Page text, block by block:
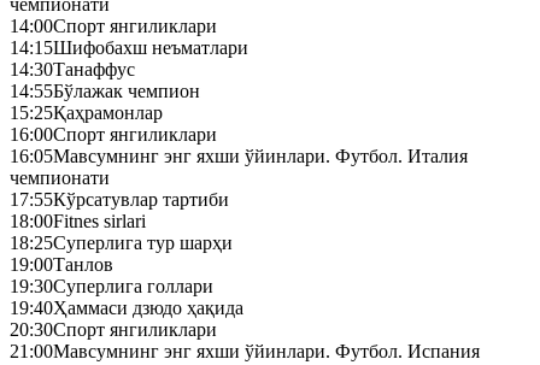
чемпионати
14:00Спорт янгиликлари
14:15Шифобахш неъматлари
14:30Танаффус
14:55Бўлажак чемпион
15:25Қаҳрамонлар
16:00Спорт янгиликлари
16:05Мавсумнинг энг яхши ўйинлари. Футбол. Италия
чемпионати
17:55Кўрсатувлар тартиби
18:00Fitnes sirlari
18:25Суперлига тур шарҳи
19:00Танлов
19:30Суперлига голлари
19:40Ҳаммаси дзюдо ҳақида
20:30Спорт янгиликлари
21:00Мавсумнинг энг яхши ўйинлари. Футбол. Испания